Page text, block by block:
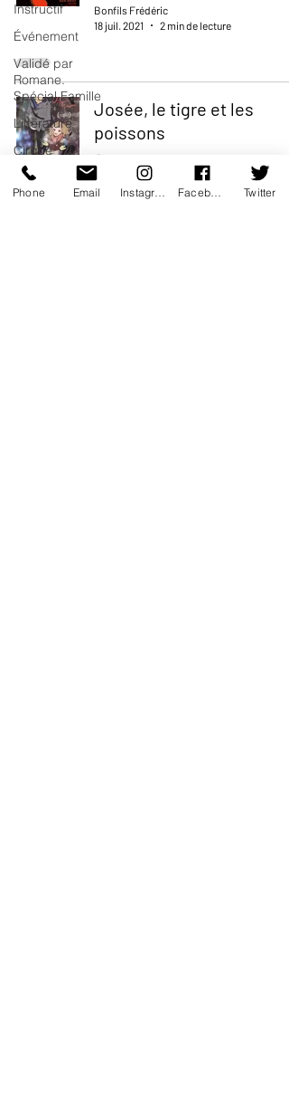
Instructif
Événement
Validé par
Romane.
Spécial Famille
Littérature
Cirque
Interview
Bonfils Frédéric
18 juil. 2021
2 min de lecture
Josée, le tigre et les
poissons
Cinéma
Bonfils Frédéric
Phone Email Twitter